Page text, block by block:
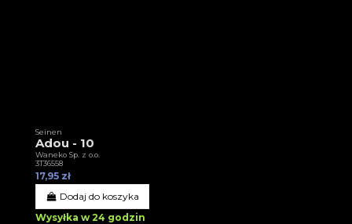
Seinen
Adou - 10
Waneko Sp. z o.o.
3T36558
17,95 zł
Dodaj do koszyka
Wysyłka w 24 godzin